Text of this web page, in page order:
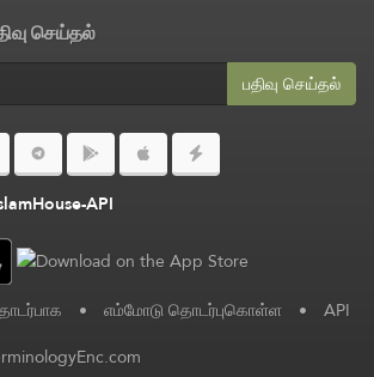
செய்தல்
பதிவு செய்தல்
API
• எம்மோடு தொடர்புகொள்ள • API